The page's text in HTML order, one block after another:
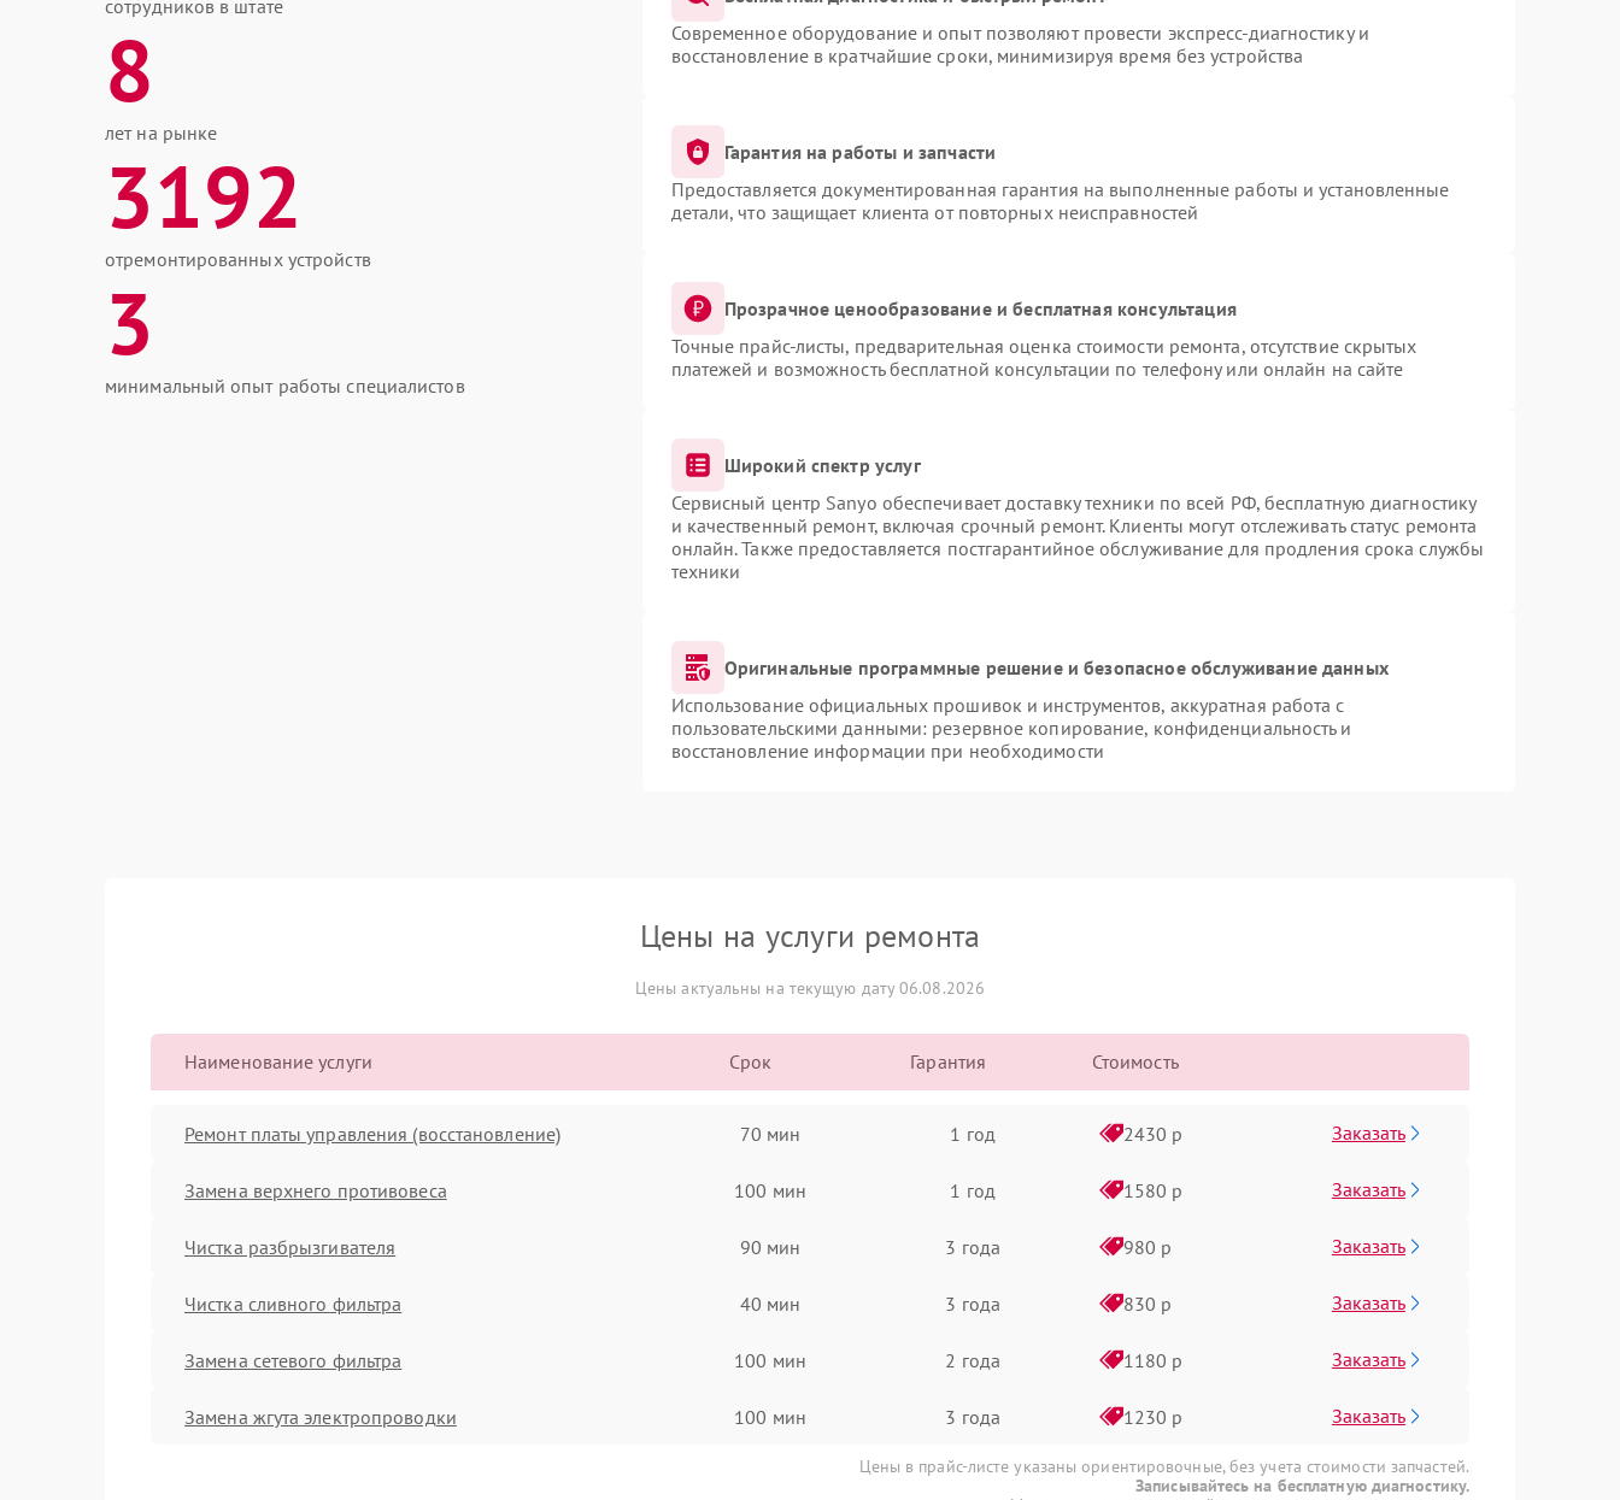
сотрудников в штате
8
лет на рынке
3192
отремонтированных устройств
3
минимальный опыт работы специалистов
Современное оборудование и опыт позволяют провести экспресс-диагностику и
восстановление в кратчайшие сроки, минимизируя время без устройства
Гарантия на работы и запчасти
Предоставляется документированная гарантия на выполненные работы и установленные
детали, что защищает клиента от повторных неисправностей
Прозрачное ценообразование и бесплатная консультация
Точные прайс-листы, предварительная оценка стоимости ремонта, отсутствие скрытых
платежей и возможность бесплатной консультации по телефону или онлайн на сайте
Широкий спектр услуг
Сервисный центр Sanyo обеспечивает доставку техники по всей РФ, бесплатную диагностику
и качественный ремонт, включая срочный ремонт. Клиенты могут отслеживать статус ремонта
онлайн. Также предоставляется постгарантийное обслуживание для продления срока службы
техники
Оригинальные программные решение и безопасное обслуживание данных
Использование официальных прошивок и инструментов, аккуратная работа с
пользовательскими данными: резервное копирование, конфиденциальность и
восстановление информации при необходимости
Цены на услуги ремонта
Цены актуальны на текущую дату 06.08.2026
Наименование услуги Срок Гарантия Стоимость
Ремонт платы управления (восстановление) 70 мин 1 год 2430 р Заказать
Замена верхнего противовеса 100 мин 1 год 1580 р Заказать
Чистка разбрызгивателя 90 мин 3 года 980 р Заказать
Чистка сливного фильтра 40 мин 3 года 830 р Заказать
Замена сетевого фильтра 100 мин 2 года 1180 р Заказать
Замена жгута электропроводки 100 мин 3 года 1230 р Заказать
Цены в прайс-листе указаны ориентировочные, без учета стоимости запчастей.
Записывайтесь на бесплатную диагностику.